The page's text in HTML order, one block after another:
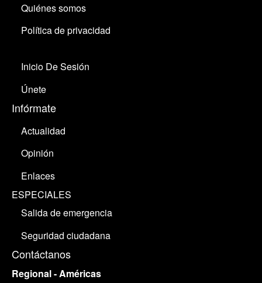
Quiénes somos
Política de privacidad
Inicio De Sesión
Únete
Infórmate
Actualidad
Opinión
Enlaces
ESPECIALES
Salida de emergencia
Seguridad ciudadana
Contáctanos
Regional - Américas